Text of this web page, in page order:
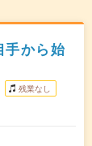
から始
残業なし